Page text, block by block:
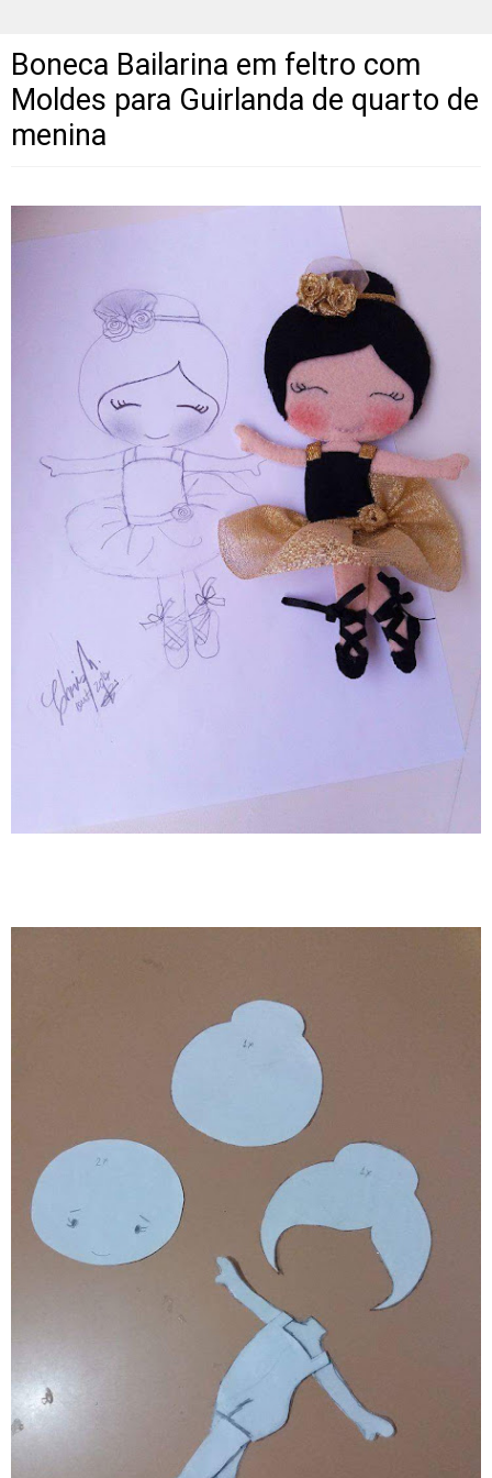
Boneca Bailarina em feltro com
Moldes para Guirlanda de quarto de
menina